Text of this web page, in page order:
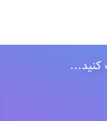
کنید...